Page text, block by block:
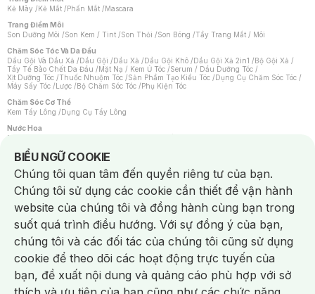
Kẻ Mày /Kẻ Mắt /Phấn Mắt /Mascara
Trang Điểm Môi
Son Dưỡng Môi /Son Kem / Tint /Son Thỏi /Son Bóng /Tẩy Trang Mắt / Môi
Chăm Sóc Tóc Và Da Đầu
Dầu Gội Và Dầu Xả /Dầu Gội /Dầu Xả /Dầu Gội Khô /Dầu Gội Xả 2in1 /Bộ Gội Xả /
Tẩy Tế Bào Chết Da Đầu /Mặt Nạ / Kem Ủ Tóc /Serum / Dầu Dưỡng Tóc /
Xịt Dưỡng Tóc /Thuốc Nhuộm Tóc /Sản Phẩm Tạo Kiểu Tóc /Dụng Cụ Chăm Sóc Tóc /
Máy Sấy Tóc /Lược /Bộ Chăm Sóc Tóc /Phụ Kiện Tóc
Chăm Sóc Cơ Thể
Kem Tẩy Lông /Dụng Cụ Tẩy Lông
Nước Hoa
Nước Hoa Nữ
Chăm Sóc Cá Nhân
Chống Muỗi /Khẩu Trang /Máy Massage/Mặt Nạ Xông Hơi /Nước Rửa Tay/
Sản Phẩm Chăm Sóc Khác /Bàn Chải Đánh Răng /Bàn Chải Điện/
Hỗ Trợ Trắng Răng/Kem Đánh Răng /Máy Tăm Nước/ Nước Súc Miệng/
Tăm / Chỉ Nha Khoa/ Xịt Thơm Miệng / Dung Dịch Vệ Sinh/Dưỡng Vùng Kín/
Khăn Ướt Vệ Sinh Vùng Kín/Băng Vệ Sinh/Tampon/Bọt Cạo Râu /Dao Cạo Râu/
Máy Cạo Râu
Vấn Đề Về Da
Da Dầu / Lỗ Chân Lông To/ Da Khô / Mất Nước/ Da Lão Hóa/ Da Mụn/
Da Nhạy Cảm / Kích Ứng
Da Xỉn Màu Thâm / Nám / Tàn Nhang
Quầng Thâm & Bọng Mắt /Sẹo /Viêm Da Cơ Địa
Dụng Cụ / Phụ Kiện Chăm Sóc Da
Bông Tẩy Trang
Khăn Lau Mặt Khô Dụng Cụ / Máy Rửa Mặt Máy Chăm Sóc Da
Dụng Cụ Chăm Sóc Khác
BIỂU NGỮ COOKIE
Notice about cookies usage
Chúng tôi quan tâm đến quyền riêng tư của bạn.
Chúng tôi sử dụng các cookie cần thiết để vận hành
website của chúng tôi và đồng hành cùng bạn trong
suốt quá trình điều hướng. Với sự đồng ý của bạn,
chúng tôi và các đối tác của chúng tôi cũng sử dụng
cookie để theo dõi các hoạt động trực tuyến của
bạn, đề xuất nội dung và quảng cáo phù hợp với sở